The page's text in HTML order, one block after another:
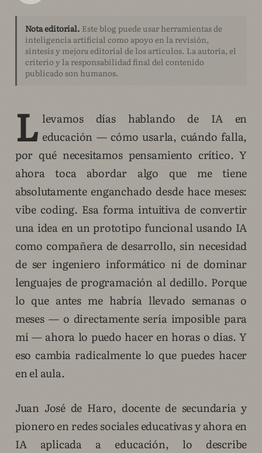
Nota editorial. Este blog puede usar herramientas de
inteligencia artificial como apoyo en la revisión,
síntesis y mejora editorial de los artículos. La autoría, el
criterio y la responsabilidad final del contenido
publicado son humanos.
L levamos días hablando de IA en
educación — cómo usarla, cuándo falla,
por qué necesitamos pensamiento crítico. Y
ahora toca abordar algo que me tiene
absolutamente enganchado desde hace meses:
vibe coding. Esa forma intuitiva de convertir
una idea en un prototipo funcional usando IA
como compañera de desarrollo, sin necesidad
de ser ingeniero informático ni de dominar
lenguajes de programación al dedillo. Porque
lo que antes me habría llevado semanas o
meses — o directamente sería imposible para
mí — ahora lo puedo hacer en horas o días. Y
eso cambia radicalmente lo que puedes hacer
en el aula.
Juan José de Haro, docente de secundaria y
pionero en redes sociales educativas y ahora en
IA aplicada a educación, lo describe